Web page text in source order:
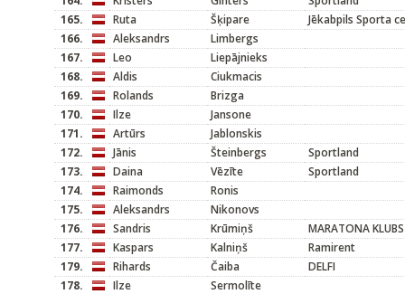
165.
Ruta Šķipare
Jēkabpils Sporta
166.
Aleksandrs
Limbergs
167.
Leo
Liepājnieks
168.
Aldis
Ciukmacis
169.
Rolands
Brizga
170.
Ilze
Jansone
171.
Artūrs
Jablonskis
172.
Jānis Šteinbergs
Sportland
173.
Daina Vēzīte
Sportland
174.
Raimonds
Ronis
175.
Aleksandrs
Nikonovs
176.
Sandris Krūmiņš
MARATONA KLUBS
177.
Kaspars Kalniņš
Ramirent
179.
Rihards Čaiba
DELFI
178.
Ilze
Sermolīte